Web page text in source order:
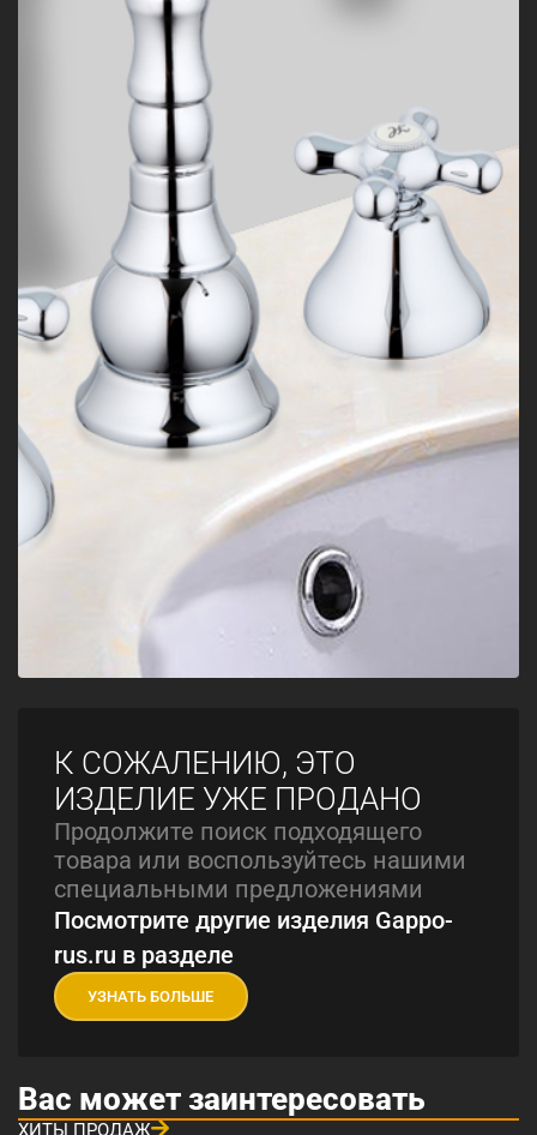
К СОЖАЛЕНИЮ, ЭТО
ИЗДЕЛИЕ УЖЕ ПРОДАНО
Продолжите поиск подходящего
товара или воспользуйтесь нашими
специальными предложениями
Посмотрите другие изделия Gappo-
rus.ru в разделе
УЗНАТЬ БОЛЬШЕ
Вас может заинтересовать
ХИТЫ ПРОДАЖ